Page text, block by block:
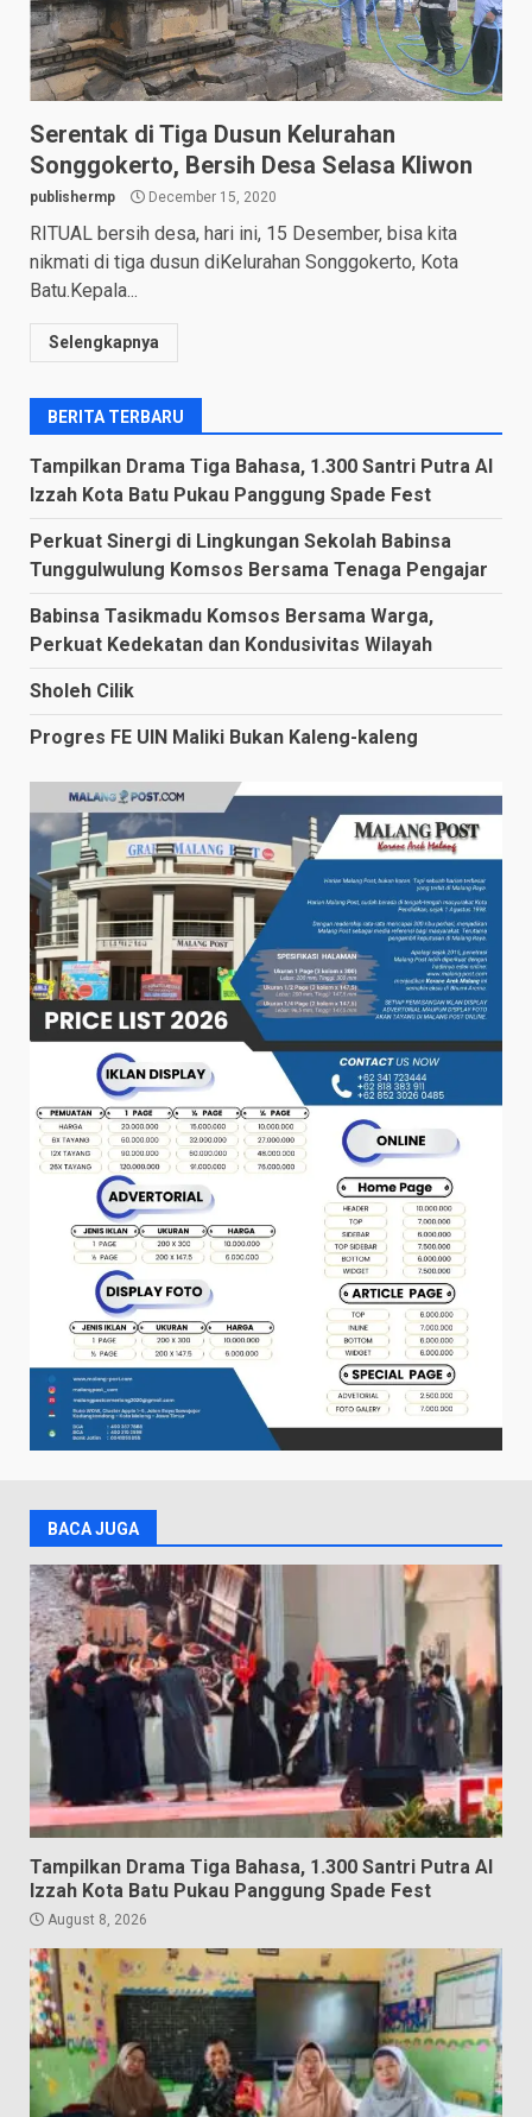
Serentak di Tiga Dusun Kelurahan
Songgokerto, Bersih Desa Selasa Kliwon
publishermp December 15, 2020
RITUAL bersih desa, hari ini, 15 Desember, bisa kita
nikmati di tiga dusun diKelurahan Songgokerto, Kota
Batu.Kepala...
Selengkapnya
BERITA TERBARU
Tampilkan Drama Tiga Bahasa, 1.300 Santri Putra Al
Izzah Kota Batu Pukau Panggung Spade Fest
Perkuat Sinergi di Lingkungan Sekolah Babinsa
Tunggulwulung Komsos Bersama Tenaga Pengajar
Babinsa Tasikmadu Komsos Bersama Warga,
Perkuat Kedekatan dan Kondusivitas Wilayah
Sholeh Cilik
Progres FE UIN Maliki Bukan Kaleng-kaleng
BACA JUGA
Tampilkan Drama Tiga Bahasa, 1.300 Santri Putra Al
Izzah Kota Batu Pukau Panggung Spade Fest
August 8, 2026